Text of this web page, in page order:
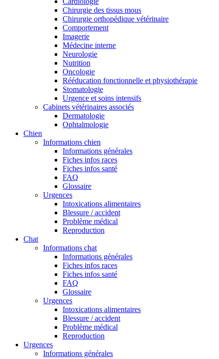
Chirurgie des tissus mous
Chirurgie orthopédique vétérinaire
Comportement
Imagerie
Médecine interne
Neurologie
Nutrition
Oncologie
Rééducation fonctionnelle et physiothérapie
Stomatologie
Urgence et soins intensifs
Cabinets vétérinaires associés
Dermatologie
Ophtalmologie
Chien
Informations chien
Informations générales
Fiches infos races
Fiches infos santé
FAQ
Glossaire
Urgences
Intoxications alimentaires
Blessure / accident
Problème médical
Reproduction
Chat
Informations chat
Informations générales
Fiches infos races
Fiches infos santé
FAQ
Glossaire
Urgences
Intoxications alimentaires
Blessure / accident
Problème médical
Reproduction
Urgences
Informations générales